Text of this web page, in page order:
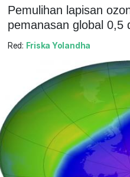
Pemulihan lapisan
pemanasan global 0,5
Red: Friska Yolandha